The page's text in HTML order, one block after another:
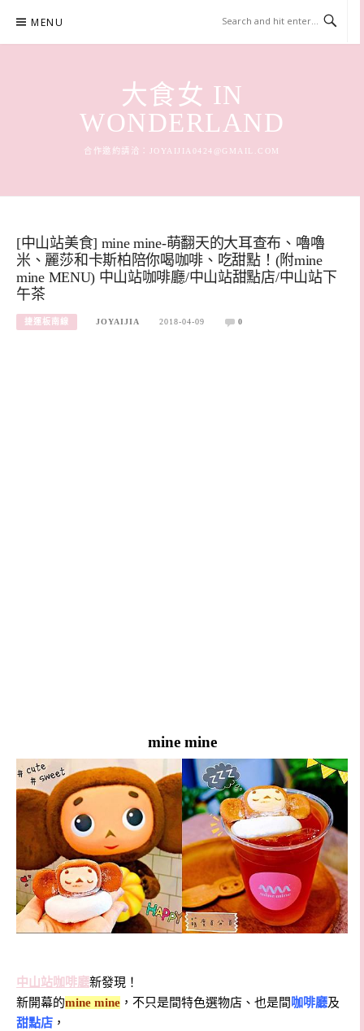
content
MENU
大食女 IN
WONDERLAND
合作邀約請洽： JOYAIJIA0424@GMAIL.COM
[中山站美食] mine mine-萌翻天的大耳查布、嚕嚕
米、麗莎和卡斯柏陪你喝咖啡、吃甜點！(附mine
mine MENU) 中山站咖啡廳/中山站甜點店/中山站下
午茶
捷運板南線 JOYAIJIA 2018-04-09 0
mine mine
中山站咖啡廳新發現！
新開幕的mine mine ，不只是間特色選物店、也是間咖啡廳及
甜點店 ，